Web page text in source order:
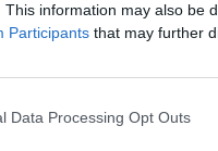
This information may also be
Participants that may further
Data Processing Opt Outs
για να
2 παρ. 1 της
οι ενδιαφερόμενοι
αυτής